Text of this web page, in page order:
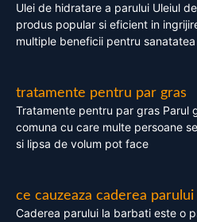
Ulei de hidratare a parului Uleiul
produs popular si eficient in
multiple beneficii pentru sanatatea
tratamente pentru par gras
Tratamente pentru par gras Parul
comuna cu care multe persoane
si lipsa de volum pot face
ce cauzeaza caderea
Caderea parului la barbati este o